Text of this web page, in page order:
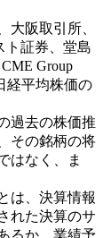
大阪取引所、
ト証券、堂島
Group
経平均株価の
過去の株価推
その銘柄の将
はなく、ま
は、決算情報
れた決算のサ
るか、業績予